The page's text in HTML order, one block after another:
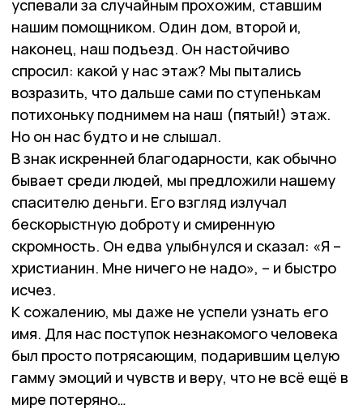
успевали за случайным прохожим, ставшим
нашим помощником. Один дом, второй и,
наконец, наш подъезд. Он настойчиво
спросил: какой у нас этаж? Мы пытались
возразить, что дальше сами по ступенькам
потихоньку поднимем на наш (пятый!) этаж.
Но он нас будто и не слышал.
В знак искренней благодарности, как обычно
бывает среди людей, мы предложили нашему
спасителю деньги. Его взгляд излучал
бескорыстную доброту и смиренную
скромность. Он едва улыбнулся и сказал: «Я –
христианин. Мне ничего не надо», – и быстро
исчез.
К сожалению, мы даже не успели узнать его
имя. Для нас поступок незнакомого человека
был просто потрясающим, подарившим целую
гамму эмоций и чувств и веру, что не всё ещё в
мире потеряно…